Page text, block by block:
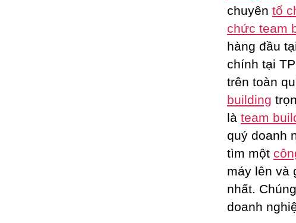
chuyên tổ
chức team
hàng đầu
chính tại
trên toàn
building
là team
quý doanh
tìm một
máy lên và
nhất.
doanh